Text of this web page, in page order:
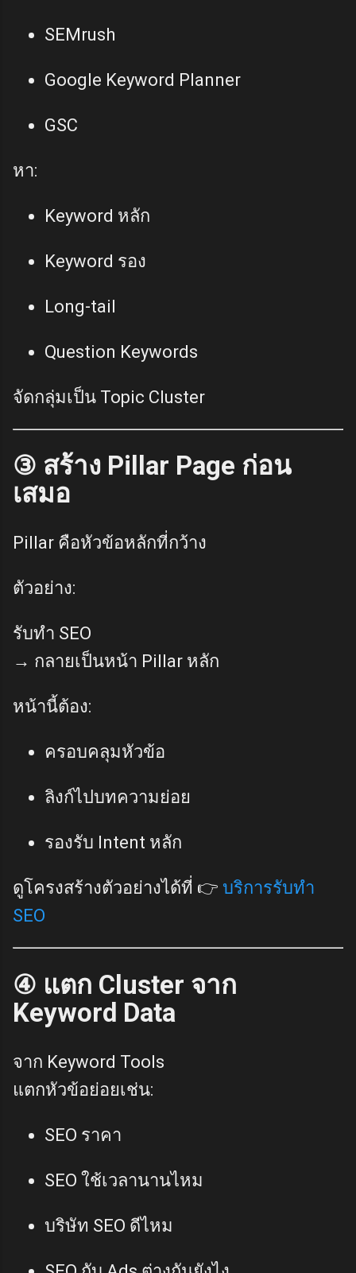
SEMrush
Google Keyword Planner
GSC
หา:
Keyword หลัก
Keyword รอง
Long-tail
Question Keywords
จัดกลุ่มเป็น Topic Cluster
③ สร้าง Pillar Page ก่อน
เสมอ
Pillar คือหัวข้อหลักที่กว้าง
ตัวอย่าง:
รับทำ SEO
→ กลายเป็นหน้า Pillar หลัก
หน้านี้ต้อง:
ครอบคลุมหัวข้อ
ลิงก์ไปบทความย่อย
รองรับ Intent หลัก
ดูโครงสร้างตัวอย่างได้ที่ 👉 บริการรับทำ
SEO
④ แตก Cluster จาก
Keyword Data
จาก Keyword Tools
แตกหัวข้อย่อยเช่น:
SEO ราคา
SEO ใช้เวลานานไหม
บริษัท SEO ดีไหม